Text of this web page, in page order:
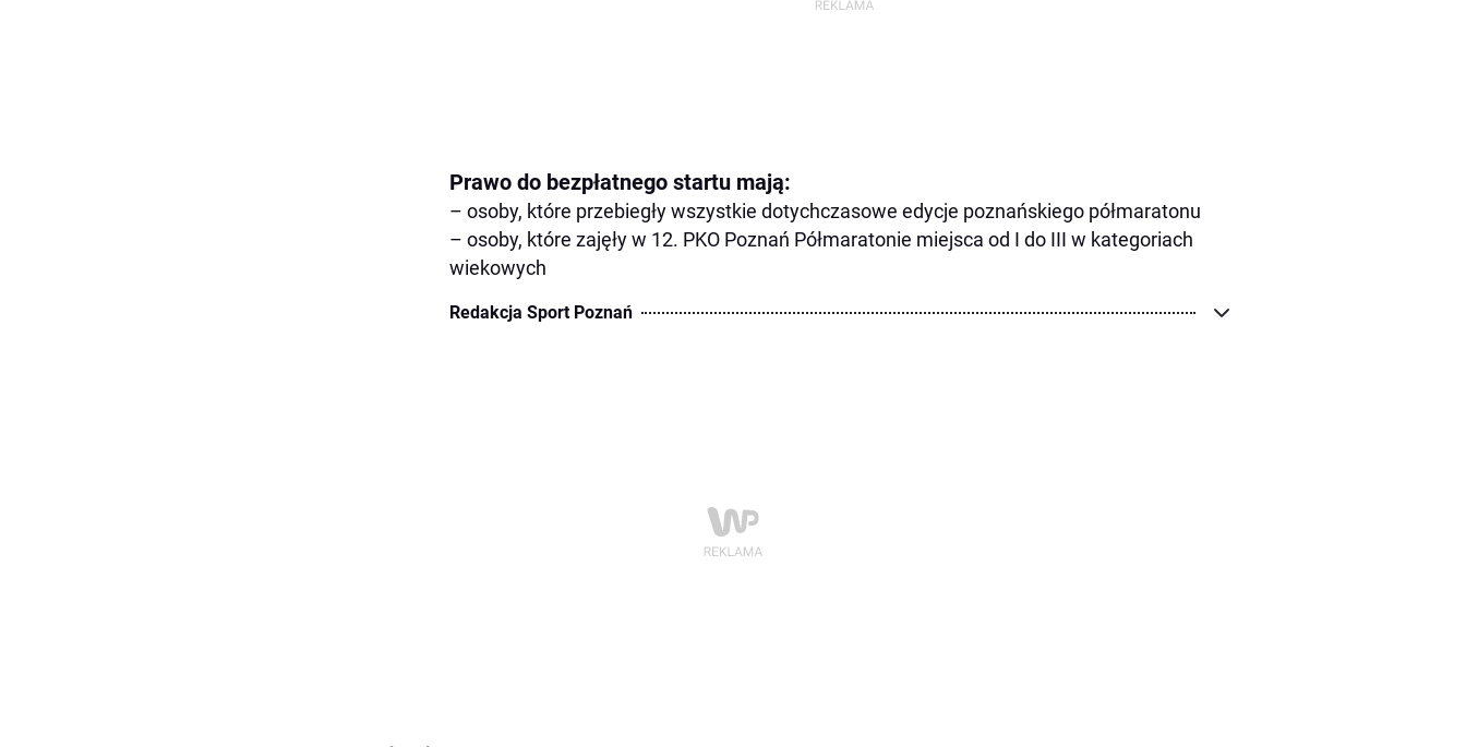
Prawo do bezpłatnego startu mają:
– osoby, które przebiegły wszystkie dotychczasowe edycje poznańskiego półmaratonu
– osoby, które zajęły w 12. PKO Poznań Półmaratonie miejsca od I do III w kategoriach
wiekowych
Redakcja Sport Poznań